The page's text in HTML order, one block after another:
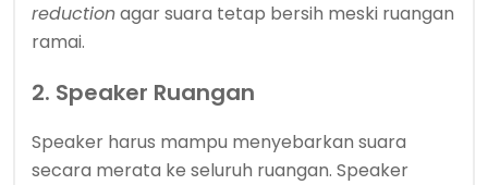
reductionagar suara tetap bersih meski ruangan
ramai.
2. Speaker Ruangan
Speaker harus mampu menyebarkan suara
secara merata ke seluruh ruangan. Speaker